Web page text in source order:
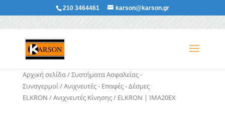
210 3464461 karson@karson.gr
Αρχική σελίδα/Συστήματα Ασφαλείας -
Συναγερμοί/Ανιχνευτές - Επαφές - Δέσμες
ELKRON /Ανιχνευτές Κίνησης/ ELKRON | IMA20EX